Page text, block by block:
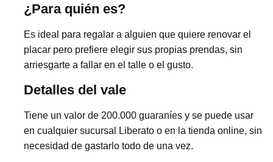
¿Para quién es?
Es ideal para regalar a alguien que quiere renovar el
placar pero prefiere elegir sus propias prendas, sin
arriesgarte a fallar en el talle o el gusto.
Detalles del vale
Tiene un valor de 200.000 guaraníes y se puede usar
en cualquier sucursal Liberato o en la tienda online, sin
necesidad de gastarlo todo de una vez.